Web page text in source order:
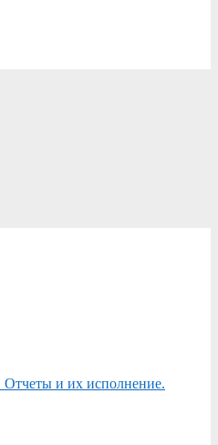
Отчеты и их исполнение.